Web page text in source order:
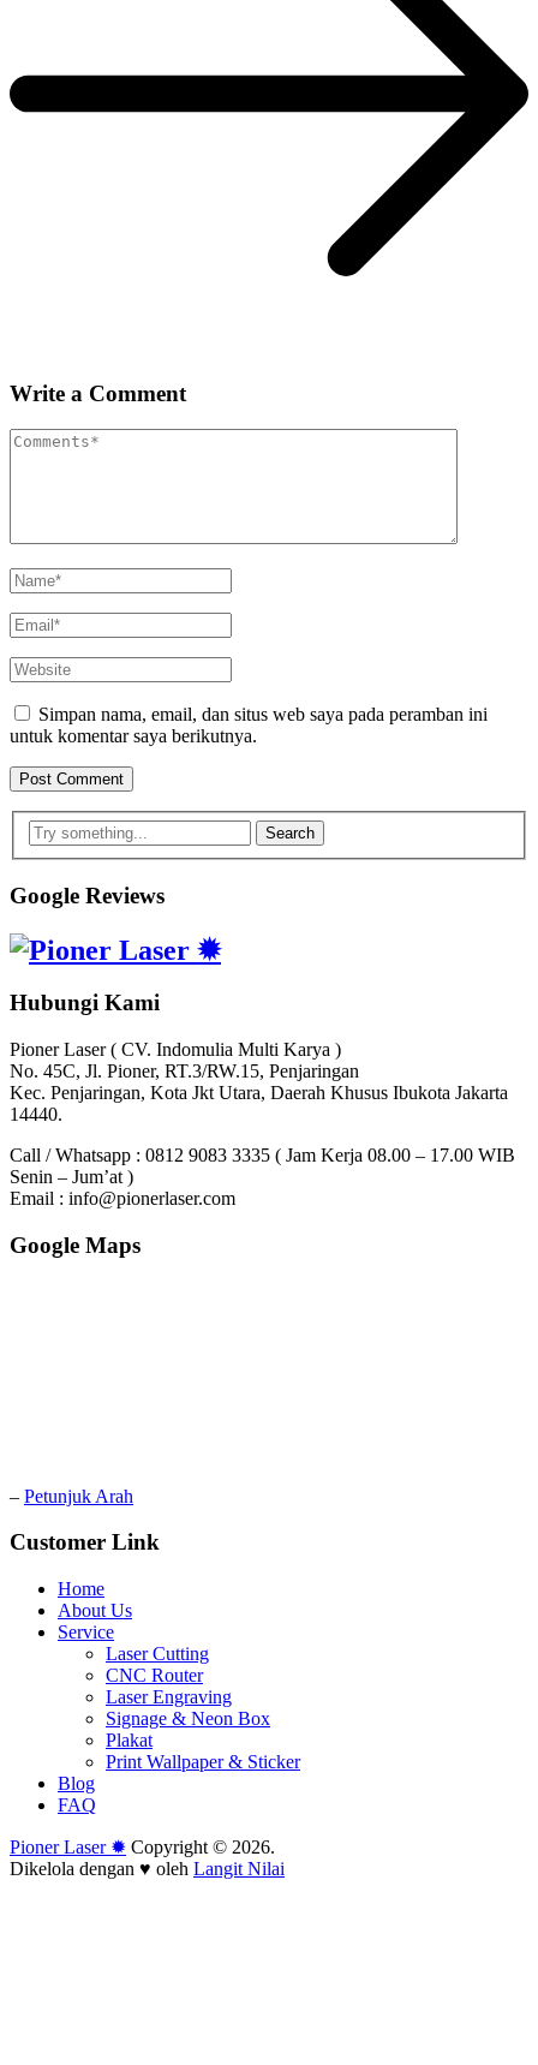
Write a Comment
Simpan nama, email, dan situs web saya pada peramban ini
untuk komentar saya berikutnya.
Search
Google Reviews
Hubungi Kami
Pioner Laser ( CV. Indomulia Multi Karya )
No. 45C, Jl. Pioner, RT.3/RW.15, Penjaringan
Kec. Penjaringan, Kota Jkt Utara, Daerah Khusus Ibukota Jakarta
14440.
Call / Whatsapp : 0812 9083 3335 ( Jam Kerja 08.00 – 17.00 WIB
Senin – Jum’at )
Email : info@pionerlaser.com
Google Maps
– Petunjuk Arah
Customer Link
Home
About Us
Service
Laser Cutting
CNC Router
Laser Engraving
Signage & Neon Box
Plakat
Print Wallpaper & Sticker
Blog
FAQ
Pioner Laser ✹ Copyright © 2026.
Dikelola dengan ♥ oleh Langit Nilai